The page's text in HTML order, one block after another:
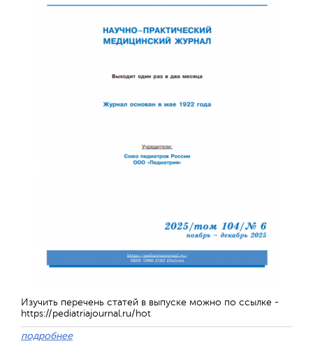
Изучить перечень статей в выпуске можно по ссылке -
https://pediatriajournal.ru/hot
подробнее